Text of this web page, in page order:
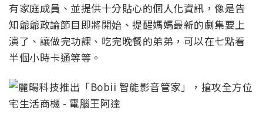
有家庭成員、並提供十分貼心的個人化資訊，像是告
知爺爺政論節目即將開始、提醒媽媽最新的劇集要上
演了、讓做完功課、吃完晚餐的弟弟，可以在七點看
半個小時卡通等等。